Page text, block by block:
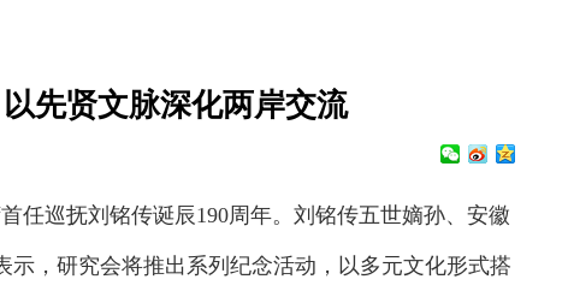
先贤文脉深化两岸交流
巡抚刘铭传诞辰190周年。刘铭传五世嫡孙、安徽
，研究会将推出系列纪念活动，以多元文化形式搭